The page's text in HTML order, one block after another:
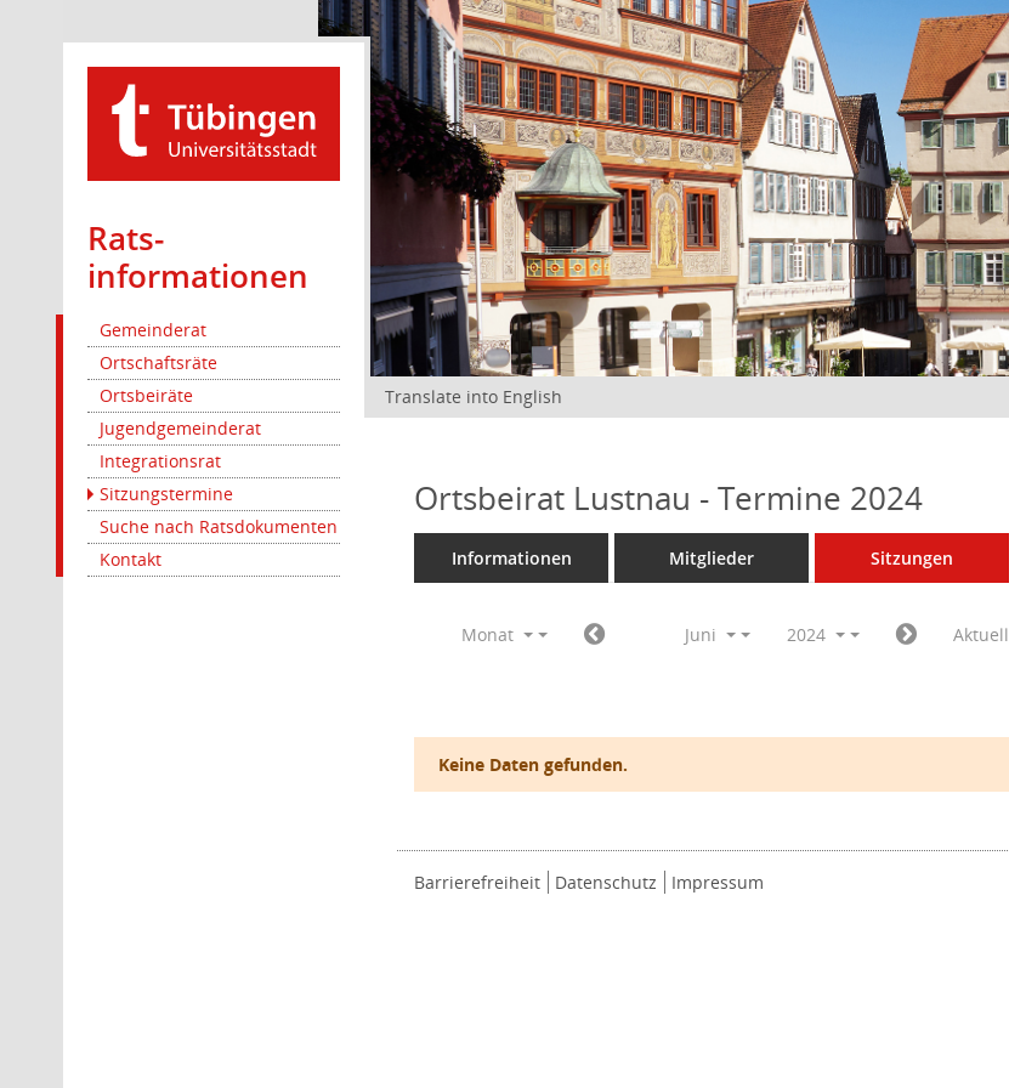
Rats­
informationen
Gemeinderat
Ortschaftsräte
Ortsbeiräte
Jugendgemeinderat
Integrationsrat
Sitzungstermine
Suche nach Ratsdokumenten
Kontakt
Translate into English
Ortsbeirat Lustnau - Termine 2024
Informationen Mitglieder Sitzungen
Monat Juni 2024 Aktuell
Keine Daten gefunden.
Barrierefreiheit Datenschutz Impressum